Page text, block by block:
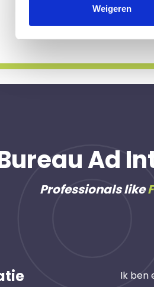
Weigeren
professional voor u aan de
Ad
Professionals like
Ik ben